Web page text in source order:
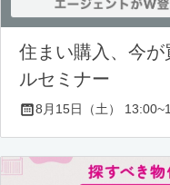
住まい購入、今
ルセミナー
8月15日（土）